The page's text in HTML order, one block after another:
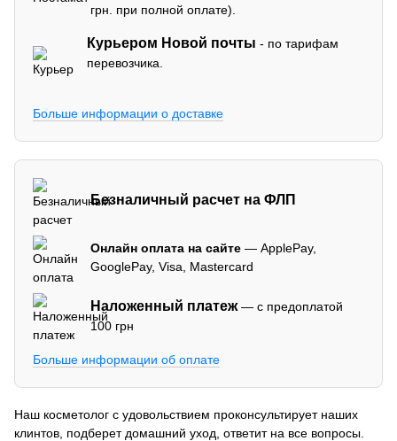
грн. при полной оплате).
Курьером Новой почты - по тарифам
перевозчика.
Больше информации о доставке
Безналичный расчет на ФЛП
Онлайн оплата на сайте — ApplePay,
GooglePay, Visa, Mastercard
Наложенный платеж— с предоплатой
100 грн
Больше информации об оплате
Наш косметолог с удовольствием проконсультирует наших
клинтов, подберет домашний уход, ответит на все вопросы.